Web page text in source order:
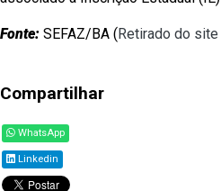
Fonte: SEFAZ/BA (Retirado do
Compartilhar
WhatsApp
Linkedin